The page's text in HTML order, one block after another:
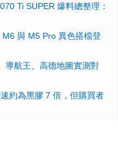
Ti SUPER 爆料總整理：
與 M5 Pro 異色搭檔登
導航王、高德地圖實測對
約為黑膠 7 倍，但購買者